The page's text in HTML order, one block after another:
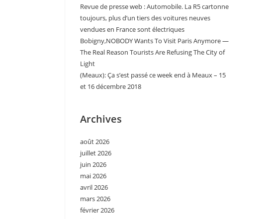
Revue de presse web : Automobile. La R5 cartonne
toujours, plus d’un tiers des voitures neuves
vendues en France sont électriques
Bobigny,NOBODY Wants To Visit Paris Anymore —
The Real Reason Tourists Are Refusing The City of
Light
(Meaux): Ça s’est passé ce week end à Meaux – 15
et 16 décembre 2018
Archives
août 2026
juillet 2026
juin 2026
mai 2026
avril 2026
mars 2026
février 2026